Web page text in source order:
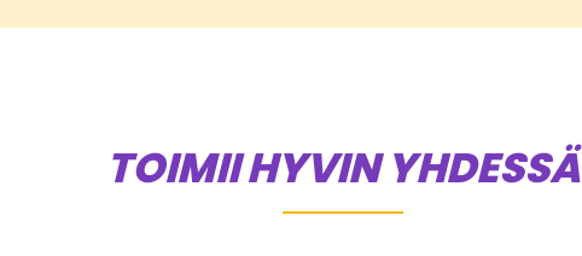
TOIMII HYVIN YHDESSÄ